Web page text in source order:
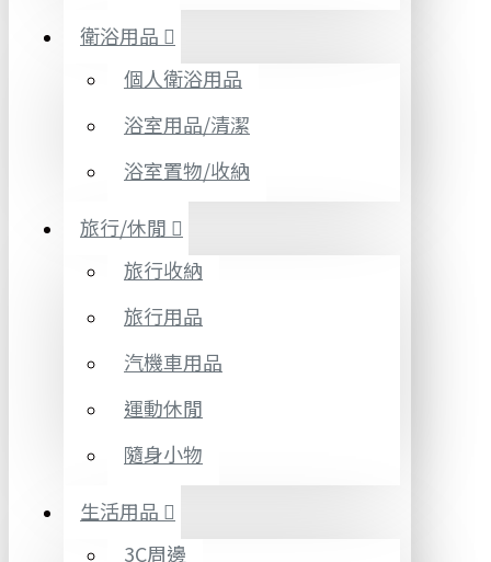
衛浴用品
個人衛浴用品
浴室用品/清潔
浴室置物/收納
旅行/休閒
旅行收納
旅行用品
汽機車用品
運動休閒
隨身小物
生活用品
3C周邊